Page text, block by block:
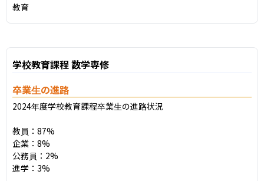
教育
学校教育課程 数学専修
卒業生の進路
2024年度学校教育課程卒業生の進路状況
教員：87%
企業：8%
公務員：2%
進学：3%